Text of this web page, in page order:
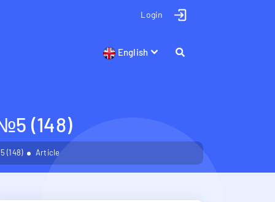
Login
English
(148)
(148) Article